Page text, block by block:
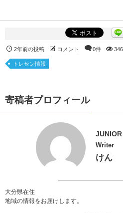
2年前の投稿 コメント 0件
トレセン情報
寄稿者プロフィール
Writer
けん
大分県在住
地域の情報をお届けします。